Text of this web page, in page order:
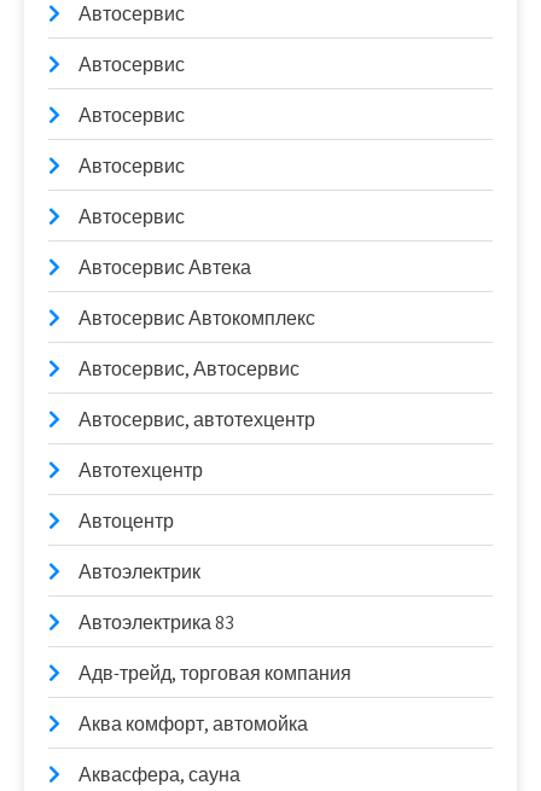
Автосервис
Автосервис
Автосервис
Автосервис
Автосервис
Автосервис Автека
Автосервис Автокомплекс
Автосервис, Автосервис
Автосервис, автотехцентр
Автотехцентр
Автоцентр
Автоэлектрик
Автоэлектрика 83
Адв-трейд, торговая компания
Аква комфорт, автомойка
Аквасфера, сауна